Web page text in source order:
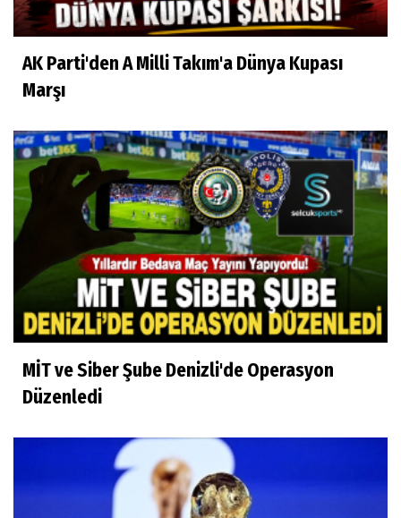
AK Parti'den A Milli Takım'a Dünya Kupası
Marşı
MİT ve Siber Şube Denizli'de Operasyon
Düzenledi